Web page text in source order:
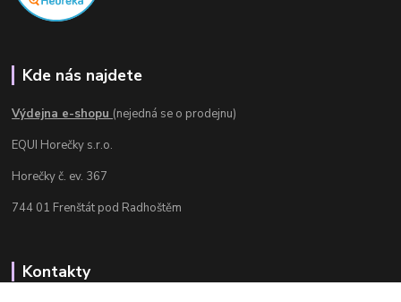
Kde nás najdete
Výdejna e-shopu (nejedná se o prodejnu)
EQUI Horečky s.r.o.
Horečky č. ev. 367
744 01 Frenštát pod Radhoštěm
Kontakty